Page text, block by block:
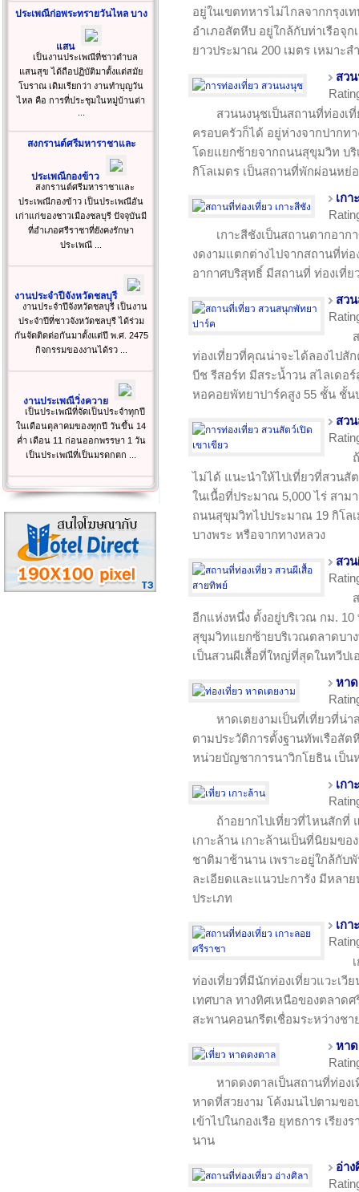
ประเพณีก่อพระทรายวันไหล บาง
แสน
เป็นงานประเพณีที่ชาวตำบล
แสนสุข ได้ถือปฏิบัติมาตั้งแต่สมัย
โบราณ เดิมเรียกว่า งานทำบุญวัน
ไหล คือ การที่ประชุมในหมู่บ้านต่า
สงกรานต์ศรีมหาราชาและ
ประเพณีกองข้าว
สงกรานต์ศรีมหาราชาและ
ประเพณีกองข้าว เป็นประเพณีอัน
เก่าแก่ของชาวเมืองชลบุรี ปัจจุบันมี
ที่อำเภอศรีราชาที่ยังคงรักษา
ประเพณี ...
งานประจำปีจังหวัดชลบุรี
งานประจำปีจังหวัดชลบุรี เป็นงาน
ประจำปีที่ชาวจังหวัดชลบุรี ได้ร่วม
กันจัดติดต่อกันมาตั้งแต่ปี พ.ศ. 2475
กิจกรรมของงานได้รว ...
งานประเพณีวิ่งควาย
เป็นประเพณีที่จัดเป็นประจำทุกปี
ในเดือนตุลาคมของทุกปี วันขึ้น 14
ค่ำ เดือน 11 ก่อนออกพรรษา 1 วัน
เป็นประเพณีที่เป็นมรดกตก ...
อยู่ในเขตทหารไม่ไกลจากกรุง
อำเภอสัตหีบ อยู่ใกล้กับท่าเรือจุ
ยาวประมาณ 200 เมตร เหมาะ
สว
สวนนงนุชเป็นสถานที่ท่องเ
ครอบครัวก็ได้ อยู่ห่างจากปากท
โดยแยกซ้ายจากถนนสุขุมวิท บริ
กิโลเมตร เป็นสถานที่พักผ่อนหย่
เกา
เกาะสีชังเป็นสถานตากอา
งดงามแตกต่างไปจากสถานที่ท่อ
อากาศบริสุทธิ์ มีสถานที่ ท่องเที่ย
สว
ท่องเที่ยวที่คุณน่าจะได้ลองไปสั
บีช รีสอร์ท มีสระน้ำวน สไลเดอ
หอคอยพัทยาปาร์คสูง 55 ชั้น ชั้
สวน
ไม่ได้ แนะนำให้ไปเที่ยวที่สวนสั
ในเนื้อที่ประมาณ 5,000 ไร่ สาม
ถนนสุขุมวิทไปประมาณ 19 กิโล
บางพระ หรือจากทางหลวง
สว
อีกแห่งหนึ่ง ตั้งอยู่บริเวณ กม.
สุขุมวิทแยกซ้ายบริเวณตลาดบา
เป็นสวนผีเสื้อที่ใหญ่ที่สุดในทวีปเ
หาด
หาดเตยงามเป็นที่เที่ยวที่น่
ตามประวัติการตั้งฐานทัพเรือสั
หน่วยบัญชาการนาวิกโยธิน เป็น
เกา
ถ้าอยากไปเที่ยวที่ไหนสักที่
เกาะล้าน เกาะล้านเป็นที่นิยมข
ชาติมาช้านาน เพราะอยู่ใกล้กับ
ละเอียดและแนวปะการัง มีหลา
ประเภท
เกา
ท่องเที่ยวที่มีนักท่องเที่ยวแวะเวี
เทศบาล ทางทิศเหนือของตลาดศ
สะพานคอนกรีตเชื่อมระหว่างชา
หา
หาดดงตาลเป็นสถานที่ท่อง
หาดที่สวยงาม โค้งมนไปตามขอ
เข้าไปในกองเรือ ยุทธการ เรีย
นาน
อ่าง